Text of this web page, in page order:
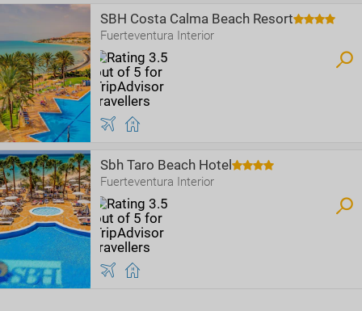
SBH Costa Calma Beach Resort
Fuerteventura Interior
Sbh Taro Beach Hotel
Fuerteventura Interior